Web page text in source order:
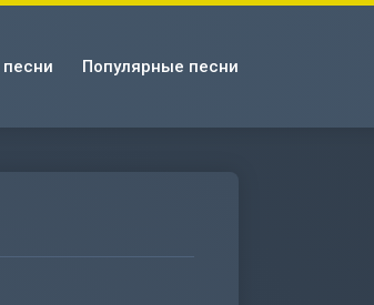
песни Популярные песни